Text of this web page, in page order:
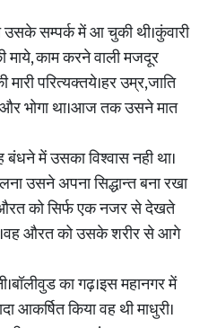
सम्पर्क में आ चुकी थी।कुंवारी
माये, काम करने वाली मजदूर
परित्यक्तये।हर उम्र,जाति
भोगा था।आज तक उसने मात
में उसका विश्वास नही था।
उसने अपना सिद्धान्त बना रखा
को सिर्फ एक नजर से देखते
औरत को उसके शरीर से आगे
का गढ़।इस महानगर में
किया वह थी माधुरी।